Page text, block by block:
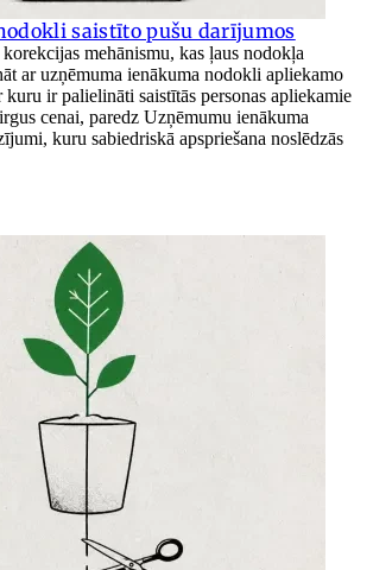
saistīto pušu darījumos
mehānismu, kas ļaus nodokļa
ar uzņēmuma ienākuma nodokli apliekamo
kuru ir palielināti saistītās personas apliekamie
cenai, paredz Uzņēmumu ienākuma
kuru sabiedriskā apspriešana noslēdzās